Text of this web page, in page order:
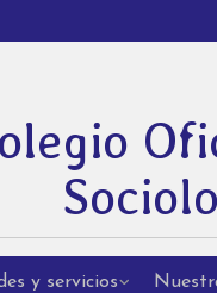
y servicios